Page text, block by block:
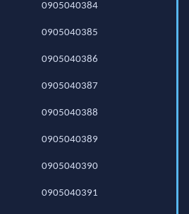
0905040384
0905040385
0905040386
0905040387
0905040388
0905040389
0905040390
0905040391